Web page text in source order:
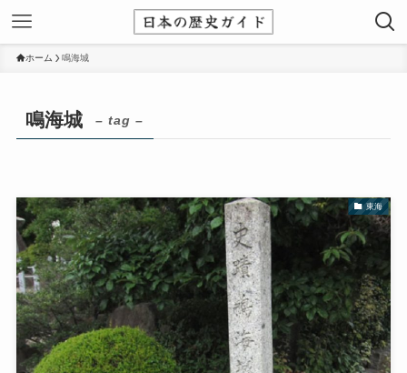
ホーム 鳴海城
鳴海城 – tag –
東海